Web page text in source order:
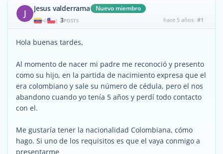
J Jesus valderrama Nuevo miembro
| 3POSTS hace 5 años #1
Hola buenas tardes,
Al momento de nacer mi padre me reconoció y presento
como su hijo, en la partida de nacimiento expresa que el
era colombiano y sale su número de cédula, pero el nos
abandono cuando yo tenía 5 años y perdí todo contacto
con el.
Me gustaría tener la nacionalidad Colombiana, cómo
hago. Si uno de los requisitos es que el vaya conmigo a
presentarme